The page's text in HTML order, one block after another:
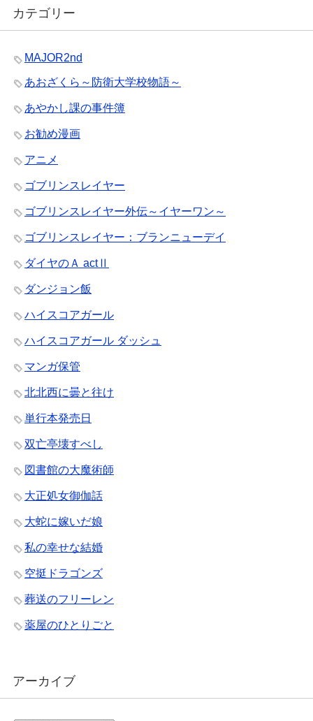
カテゴリー
MAJOR2nd
あおざくら～防衛大学校物語～
あやかし課の事件簿
お勧め漫画
アニメ
ゴブリンスレイヤー
ゴブリンスレイヤー外伝～イヤーワン～
ゴブリンスレイヤー：ブランニューデイ
ダイヤのＡ actⅡ
ダンジョン飯
ハイスコアガール
ハイスコアガール ダッシュ
マンガ保管
北北西に曇と往け
単行本発売日
双亡亭壊すべし
図書館の大魔術師
大正処女御伽話
大蛇に嫁いだ娘
私の幸せな結婚
空挺ドラゴンズ
葬送のフリーレン
薬屋のひとりごと
アーカイブ